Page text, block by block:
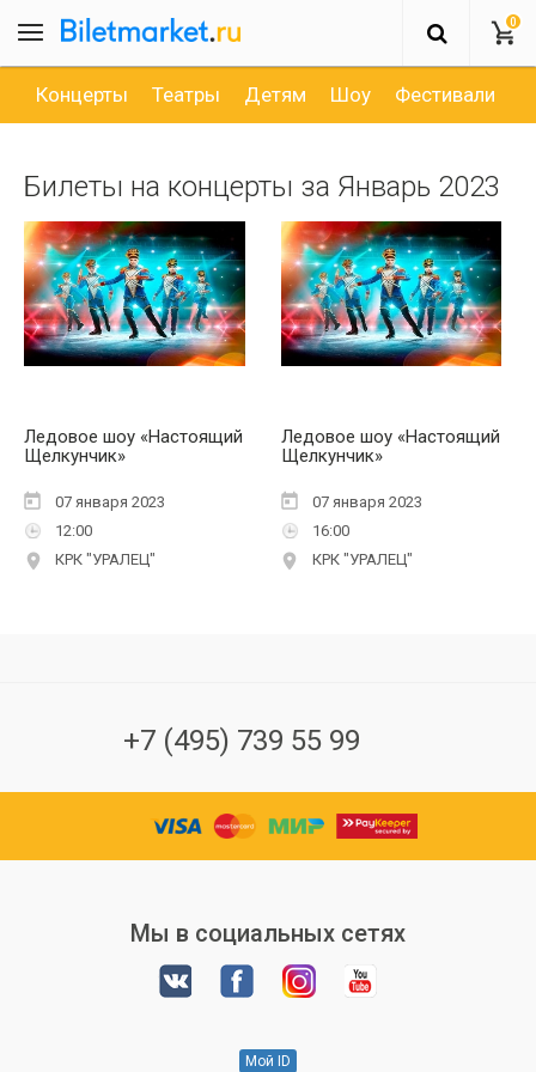
0
Концерты Театры Детям Шоу Фестивали
Билеты на концерты за Январь 2023
Ледовое шоу «Настоящий
Щелкунчик»
07 января 2023
12:00
КРК "УРАЛЕЦ"
Ледовое шоу «Настоящий
Щелкунчик»
07 января 2023
16:00
КРК "УРАЛЕЦ"
+7 (495) 739 55 99
Мы в социальных сетях
Мой ID